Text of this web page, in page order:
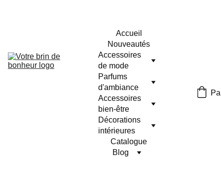
Accueil
Nouveautés
Accessoires
de mode
Parfums
d'ambiance
Accessoires
bien-être
Décorations
intérieures
Catalogue
Blog